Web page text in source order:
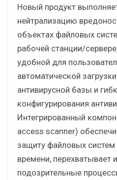
Новый продукт
нейтрализацию
объектах файловых
рабочей станции/
удобной для
автоматической
антивирусной базы и
конфигурирования
Интегрированный
access scanner)
защиту файловых
времени, перехватывает
подозрительные